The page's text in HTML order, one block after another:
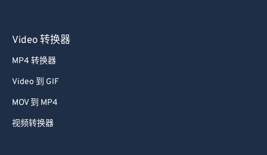
Video 转换器
MP4 转换器
Video 到 GIF
MOV 到 MP4
视频转换器